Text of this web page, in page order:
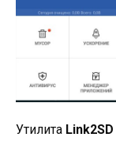
Утилита Link2SD